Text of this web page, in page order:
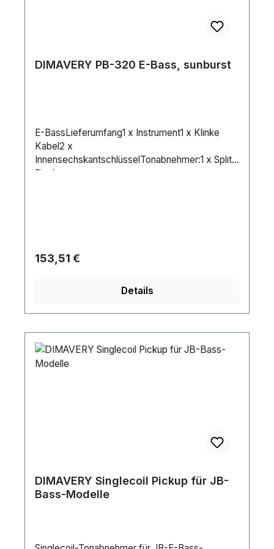
DIMAVERY PB-320 E-Bass, sunburst
E-BassLieferumfang1 x Instrument1 x Klinke
Kabel2 x
InnensechskantschlüsselTonabnehmer:1 x Split
Single
Lautstärke, 1 x TonBrücke:JB-
styleHardware:VerchromtFarbe:Sunburst,
Regulärer Preis:
153,51 €
Details
DIMAVERY Singlecoil Pickup für JB-
Bass-Modelle